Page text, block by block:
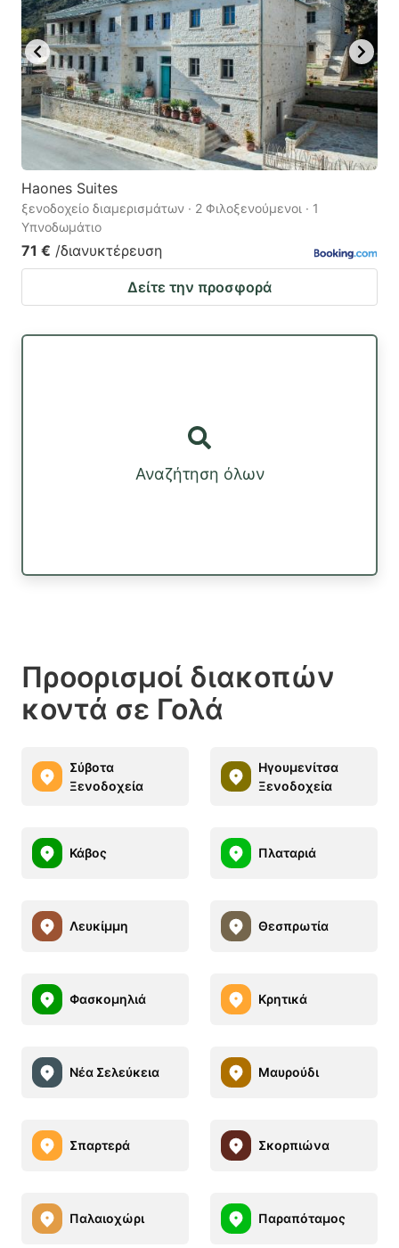
Haones Suites
ξενοδοχείο διαμερισμάτων · 2 Φιλοξενούμενοι · 1
Υπνοδωμάτιο
71 € /διανυκτέρευση
Δείτε την προσφορά
Αναζήτηση όλων
Προορισμοί διακοπών
κοντά σε Γολά
Σύβοτα
Ξενοδοχεία
Ηγουμενίτσα
Ξενοδοχεία
Κάβος Πλαταριά
Λευκίμμη Θεσπρωτία
Φασκομηλιά Κρητικά
Νέα Σελεύκεια Μαυρούδι
Σπαρτερά Σκορπιώνα
Παλαιοχώρι Παραπόταμος